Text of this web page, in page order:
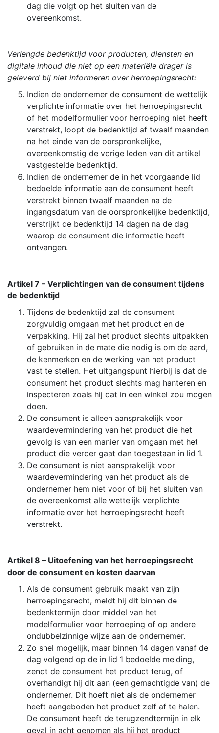
dag die volgt op het sluiten van de
overeenkomst.
Verlengde bedenktijd voor producten, diensten en
digitale inhoud die niet op een materiële drager is
geleverd bij niet informeren over herroepingsrecht:
Indien de ondernemer de consument de wettelijk
verplichte informatie over het herroepingsrecht
of het modelformulier voor herroeping niet heeft
verstrekt, loopt de bedenktijd af twaalf maanden
na het einde van de oorspronkelijke,
overeenkomstig de vorige leden van dit artikel
vastgestelde bedenktijd.
Indien de ondernemer de in het voorgaande lid
bedoelde informatie aan de consument heeft
verstrekt binnen twaalf maanden na de
ingangsdatum van de oorspronkelijke bedenktijd,
verstrijkt de bedenktijd 14 dagen na de dag
waarop de consument die informatie heeft
ontvangen.
Artikel 7 – Verplichtingen van de consument tijdens
de bedenktijd
Tijdens de bedenktijd zal de consument
zorgvuldig omgaan met het product en de
verpakking. Hij zal het product slechts uitpakken
of gebruiken in de mate die nodig is om de aard,
de kenmerken en de werking van het product
vast te stellen. Het uitgangspunt hierbij is dat de
consument het product slechts mag hanteren en
inspecteren zoals hij dat in een winkel zou mogen
doen.
De consument is alleen aansprakelijk voor
waardevermindering van het product die het
gevolg is van een manier van omgaan met het
product die verder gaat dan toegestaan in lid 1.
De consument is niet aansprakelijk voor
waardevermindering van het product als de
ondernemer hem niet voor of bij het sluiten van
de overeenkomst alle wettelijk verplichte
informatie over het herroepingsrecht heeft
verstrekt.
Artikel 8 – Uitoefening van het herroepingsrecht
door de consument en kosten daarvan
Als de consument gebruik maakt van zijn
herroepingsrecht, meldt hij dit binnen de
bedenktermijn door middel van het
modelformulier voor herroeping of op andere
ondubbelzinnige wijze aan de ondernemer.
Zo snel mogelijk, maar binnen 14 dagen vanaf de
dag volgend op de in lid 1 bedoelde melding,
zendt de consument het product terug, of
overhandigt hij dit aan (een gemachtigde van) de
ondernemer. Dit hoeft niet als de ondernemer
heeft aangeboden het product zelf af te halen.
De consument heeft de terugzendtermijn in elk
geval in acht genomen als hij het product